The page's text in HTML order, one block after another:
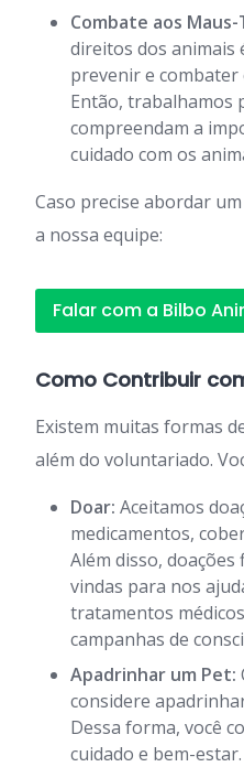
Combate aos
direitos dos animais
prevenir e combater
Então, trabalhamos
compreendam a
cuidado com os
Caso precise abordar
a nossa equipe:
Falar com a Bilbo
Como Contribuir
Existem muitas formas
além do voluntariado.
Doar: Aceitamos
medicamentos,
Além disso,
vindas para nos
tratamentos
campanhas de
Apadrinhar um Pet:
considere
Dessa forma, você
cuidado e bem-estar.